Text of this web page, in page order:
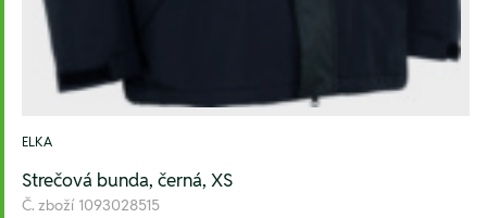
ELKA
Strečová bunda, černá, XS
Č. zboží 1093028515